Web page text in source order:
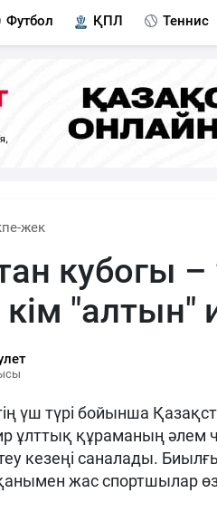
Футбол ҚПЛ Теннис
жек
кубогы –
кім "алтын"
үш түрі бойынша
ұлттық құраманың
кезеңі саналады.
жас спортшылар